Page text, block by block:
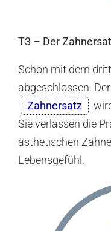
T3 – Der
Schon mit dem
abgeschlossen.
Zahnersatz
Sie verlassen die
ästhetischen
Lebensgefühl.